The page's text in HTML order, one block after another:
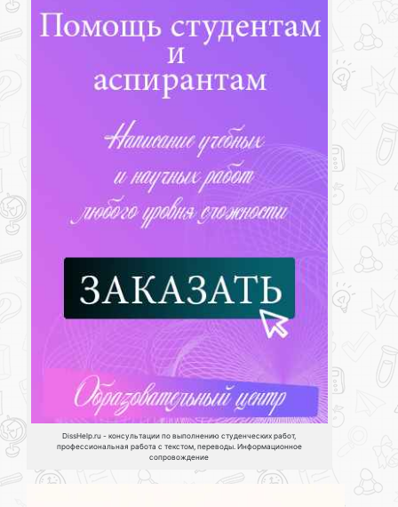
DissHelp.ru - консультации по выполнению студенческих работ,
профессиональная работа с текстом, переводы. Информационное
сопровождение